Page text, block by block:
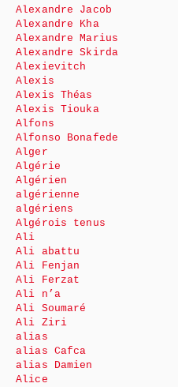
Alexandre Jacob
Alexandre Kha
Alexandre Marius
Alexandre Skirda
Alexievitch
Alexis
Alexis Théas
Alexis Tiouka
Alfons
Alfonso Bonafede
Alger
Algérie
Algérien
algérienne
algériens
Algérois tenus
Ali
Ali abattu
Ali Fenjan
Ali Ferzat
Ali n’a
Ali Soumaré
Ali Ziri
alias
alias Cafca
alias Damien
Alice